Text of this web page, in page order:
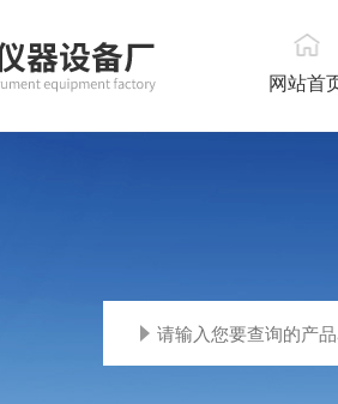
网站首